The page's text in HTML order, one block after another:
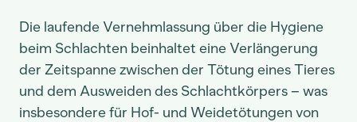
Die laufende Vernehmlassung über die Hygiene
beim Schlachten beinhaltet eine Verlängerung
der Zeitspanne zwischen der Tötung eines Tieres
und dem Ausweiden des Schlachtkörpers – was
insbesondere für Hof- und Weidetötungen von